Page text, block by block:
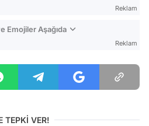
Reklam
Emojiler Aşağıda
Reklam
TEPKİ VER!